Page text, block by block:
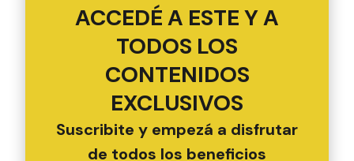
ACCEDÉ A ESTE Y A
TODOS LOS
CONTENIDOS
EXCLUSIVOS
Suscribite y empezá a disfrutar
de todos los beneficios